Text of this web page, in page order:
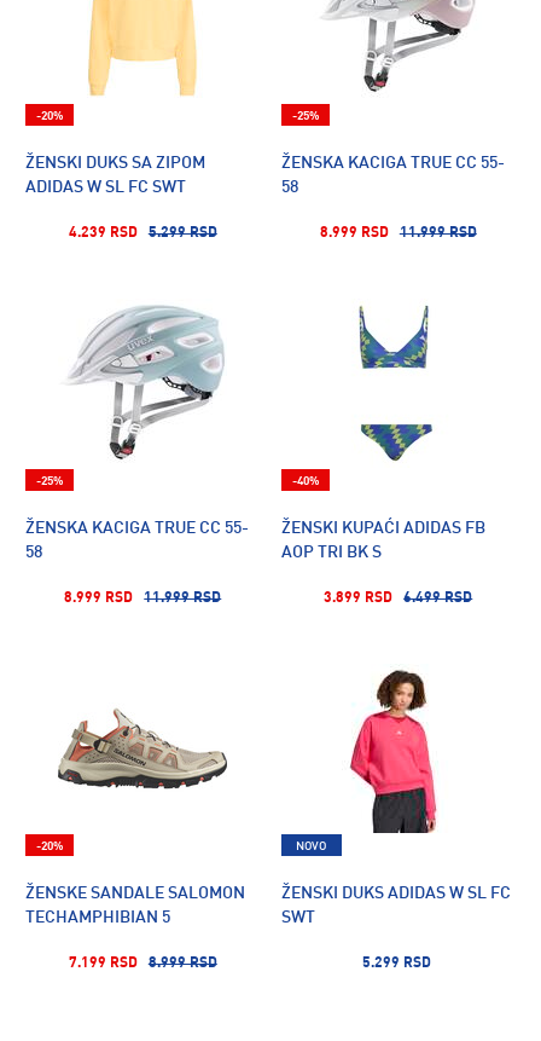
ŽENSKI DUKS SA ZIPOM
ADIDAS W SL FC SWT
4.239 RSD 5.299 RSD
-20%
ŽENSKA KACIGA TRUE CC 55-
58
8.999 RSD 11.999 RSD
-25%
ŽENSKA KACIGA TRUE CC 55-
58
8.999 RSD 11.999 RSD
-25%
ŽENSKI KUPAĆI ADIDAS FB
AOP TRI BK S
3.899 RSD 6.499 RSD
-40%
ŽENSKE SANDALE SALOMON
TECHAMPHIBIAN 5
7.199 RSD 8.999 RSD
-20%
ŽENSKI DUKS ADIDAS W SL FC
SWT
5.299 RSD
NOVO